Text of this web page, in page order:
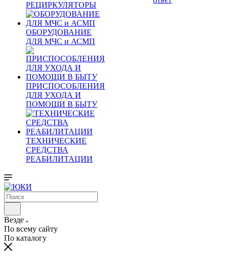
РЕЦИРКУЛЯТОРЫ
ОБОРУДОВАНИЕ
ДЛЯ МЧС и АСМП
ПРИСПОСОБЛЕНИЯ
ДЛЯ УХОДА И
ПОМОЩИ В БЫТУ
ТЕХНИЧЕСКИЕ
СРЕДСТВА
РЕАБИЛИТАЦИИ
Везде
По всему сайту
По каталогу